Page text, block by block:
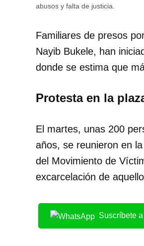
abusos y falta de justicia.
Familiares de presos
Nayib Bukele, han
donde se estima que
Protesta en la
El martes, unas 200
años, se reunieron en
del Movimiento de
excarcelación de
Suscríbete